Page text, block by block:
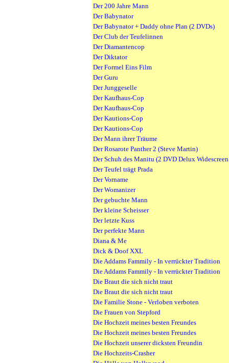
Der 200 Jahre Mann
Der Babynator
Der Babynator + Daddy ohne Plan (2 DVDs)
Der Club der Teufelinnen
Der Diamantencop
Der Diktator
Der Formel Eins Film
Der Guru
Der Junggeselle
Der Kaufhaus-Cop
Der Kaufhaus-Cop
Der Kautions-Cop
Der Kautions-Cop
Der Mann ihrer Träume
Der Rosarote Panther 2 (Steve Martin)
Der Schuh des Manitu (2 DVD Delux
Der Teufel trägt Prada
Der Vorname
Der Womanizer
Der gebuchte Mann
Der kleine Scheisser
Der letzte Kuss
Der perfekte Mann
Diana & Me
Dick & Doof XXL
Die Addams Fammily - In verrückter Tradition
Die Addams Fammily - In verrückter Tradition
Die Braut die sich nicht traut
Die Braut die sich nicht traut
Die Familie Stone - Verloben verboten
Die Frauen von Stepford
Die Hochzeit meines besten Freundes
Die Hochzeit meines besten Freundes
Die Hochzeit unserer dicksten Freundin
Die Hochzeits-Crasher